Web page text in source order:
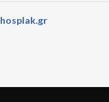
hosplak.gr